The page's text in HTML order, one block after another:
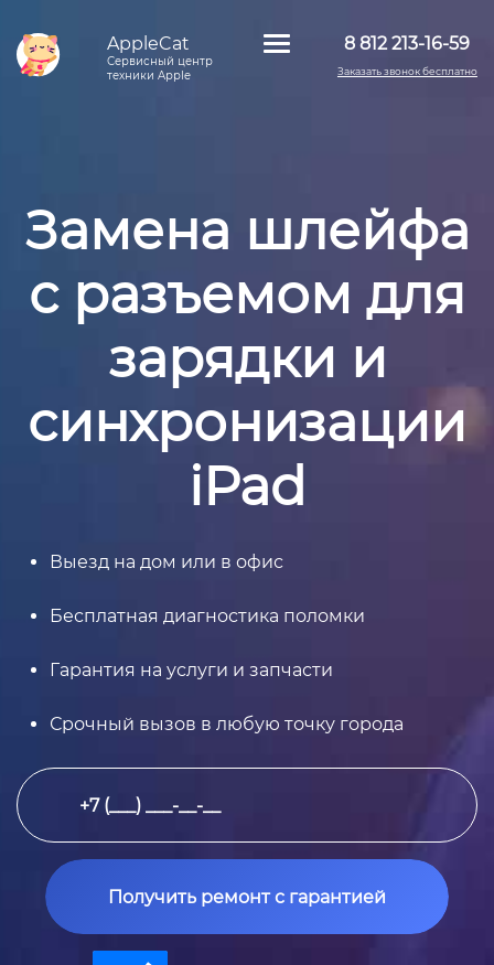
AppleCat
Сервисный центр
техники Apple
8 812 213-16-59
Заказать звонок бесплатно
Замена шлейфа
с разъемом для
зарядки и
синхронизации
iPad
Выезд на дом или в офис
Бесплатная диагностика поломки
Гарантия на услуги и запчасти
Срочный вызов в любую точку города
Получить ремонт с гарантией